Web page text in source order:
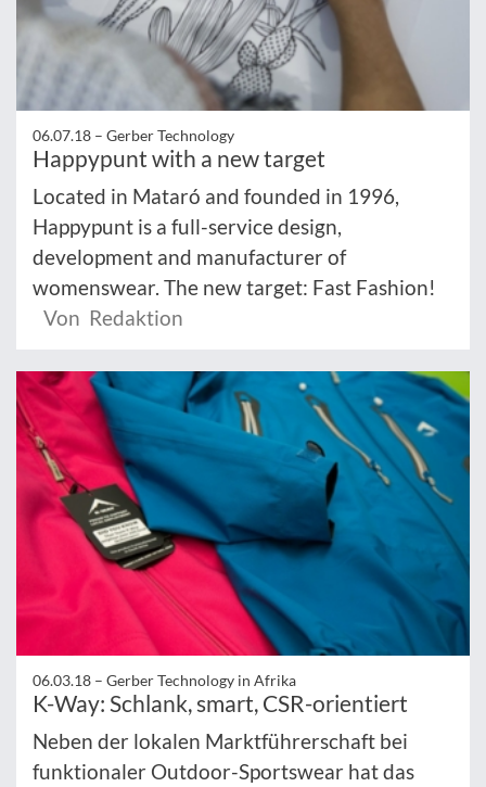
06.07.18 – Gerber Technology
Happypunt with a new target
Located in Mataró and founded in 1996,
Happypunt is a full-service design,
development and manufacturer of
womenswear. The new target: Fast Fashion!
Von Redaktion
06.03.18 – Gerber Technology in Afrika
K-Way: Schlank, smart, CSR-orientiert
Neben der lokalen Marktführerschaft bei
funktionaler Outdoor-Sportswear hat das